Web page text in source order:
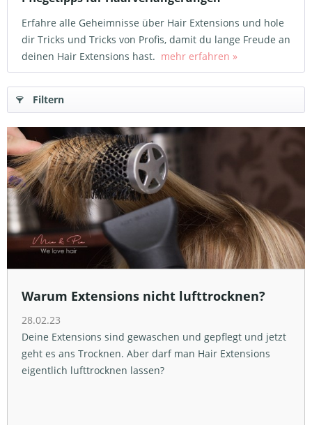
Erfahre alle Geheimnisse über Hair Extensions und hole
dir Tricks und Tricks von Profis, damit du lange Freude an
deinen Hair Extensions hast. mehr erfahren »
Filtern
Warum Extensions nicht lufttrocknen?
28.02.23
Deine Extensions sind gewaschen und gepflegt und jetzt
geht es ans Trocknen. Aber darf man Hair Extensions
eigentlich lufttrocknen lassen?